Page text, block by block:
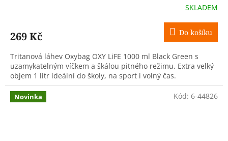
SKLADEM
269 Kč Do košíku
Tritanová láhev Oxybag OXY LiFE 1000 ml Black Green s
uzamykatelným víčkem a škálou pitného režimu. Extra velký
objem 1 litr ideální do školy, na sport i volný čas.
Novinka Kód: 6-44826